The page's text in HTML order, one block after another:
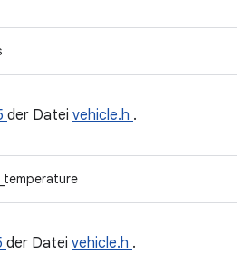
der Datei vehicle.h .
der Datei vehicle.h .